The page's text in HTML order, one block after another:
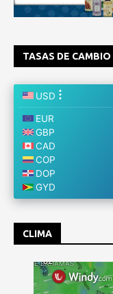
TASAS DE CAMBIO
CLIMA